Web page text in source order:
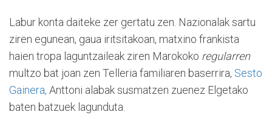
Labur konta daiteke zer gertatu zen. Nazionalak sartu
ziren egunean, gaua iritsitakoan, matxino frankista
haien tropa laguntzaileak ziren Marokoko regularren
multzo bat joan zen Telleria familiaren baserrira, Sesto
Gainera, Anttoni alabak susmatzen zuenez Elgetako
baten batzuek lagunduta.